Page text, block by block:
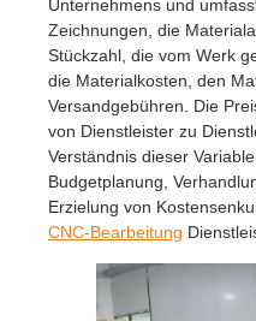
Unternehmens und
Zeichnungen, die
Stückzahl, die vom Werk
die Materialkosten, den
Versandgebühren. Die
von Dienstleister zu
Verständnis dieser
Budgetplanung,
Erzielung von
CNC-Bearbeitung